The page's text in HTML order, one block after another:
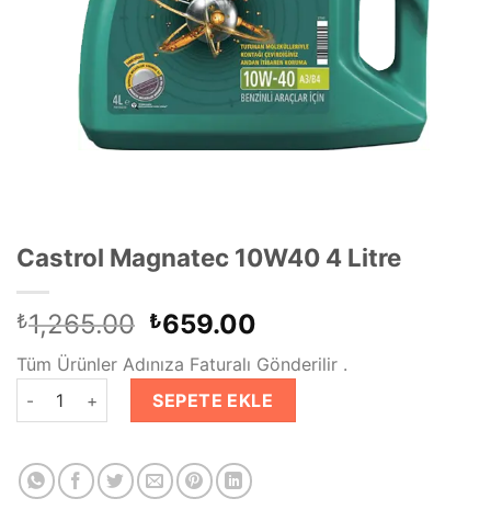
Castrol Magnatec 10W40 4 Litre
₺1,265.00 Orijinal
fiyat:
₺1,265.00.
₺659.00
andaki
fiyat:
₺659.00.
Tüm Ürünler Adınıza Faturalı Gönderilir .
Castrol Magnatec 10W40 4 Litre adet
SEPETE EKLE